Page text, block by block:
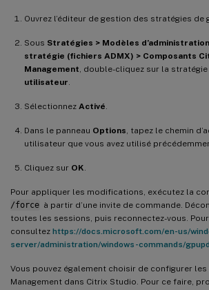
Ouvrez l’éditeur de gestion des stratégies de
Sous Stratégies > Modèles
stratégie (fichiers ADMX) > Composants
Management , double-cliquez sur la stratégie
utilisateur
Sélectionnez Activé
Dans le panneau Options , tapez le chemin
utilisateur que vous avez utilisé
Cliquez sur OK
Pour appliquer les modifications, exécutez la
/force à partir d’une invite de commande.
toutes les sessions, puis reconnectez-vous.
consultez https://docs.microsoft.com/en-us/
server/administration/windows-commands/
Vous pouvez également choisir de configurer
Management dans Citrix Studio. Pour ce faire,